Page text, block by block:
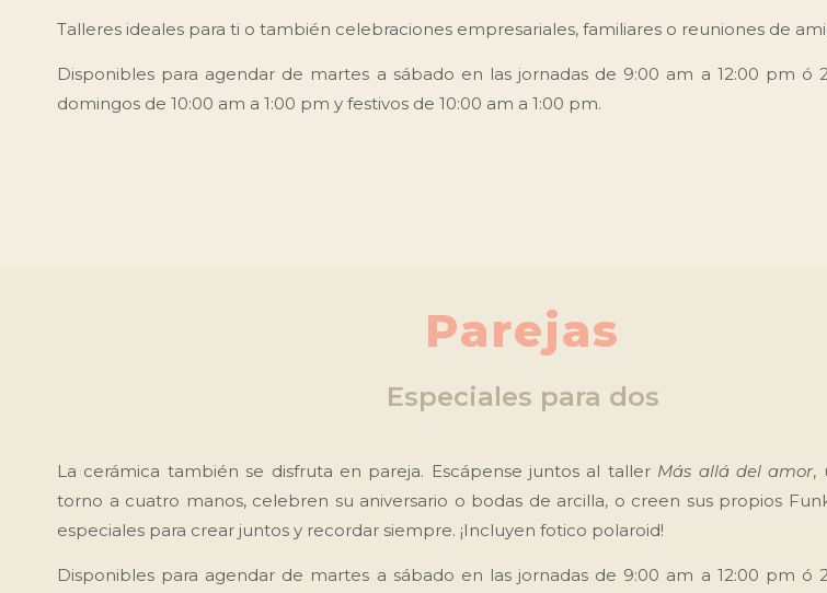
Talleres ideales para ti o también celebraciones empresariales, familiares o reuniones de
Disponibles para agendar de martes a sábado en las jornadas de 9:00 am a 12:00 pm ó
domingos de 10:00 am a 1:00 pm y festivos de 10:00 am a 1:00 pm.
Parejas
Especiales para dos
La cerámica también se disfruta en pareja. Escápense juntos al taller Más allá del amor,
torno a cuatro manos, celebren su aniversario o bodas de arcilla, o creen sus propios
especiales para crear juntos y recordar siempre. ¡Incluyen fotico polaroid!
Disponibles para agendar de martes a sábado en las jornadas de 9:00 am a 12:00 pm ó